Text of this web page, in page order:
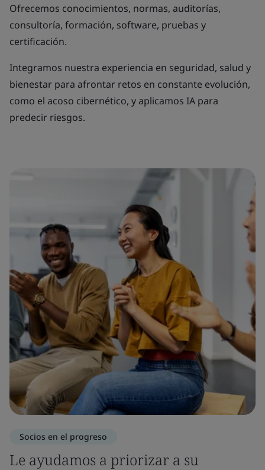
Ofrecemos conocimientos, normas, auditorías,
consultoría, formación, software, pruebas y
certificación.
Integramos nuestra experiencia en seguridad, salud y
bienestar para afrontar retos en constante evolución,
como el acoso cibernético, y aplicamos IA para
predecir riesgos.
Socios en el progreso
Le ayudamos a priorizar a su